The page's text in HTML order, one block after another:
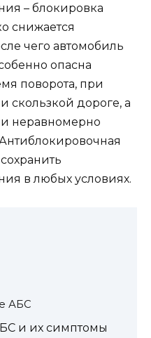
– блокировка
снижается
чего автомобиль
опасна
поворота, при
дороге, а
неравномерно
в любых условиях.
АБС
и их симптомы